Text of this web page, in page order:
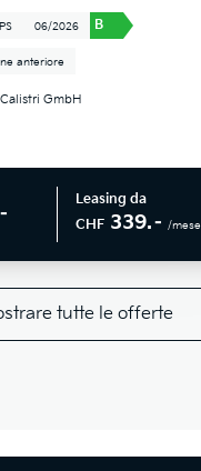
06/2026 B
anteriore
GmbH
Leasing da
CHF 339.– /mese
tutte le offerte